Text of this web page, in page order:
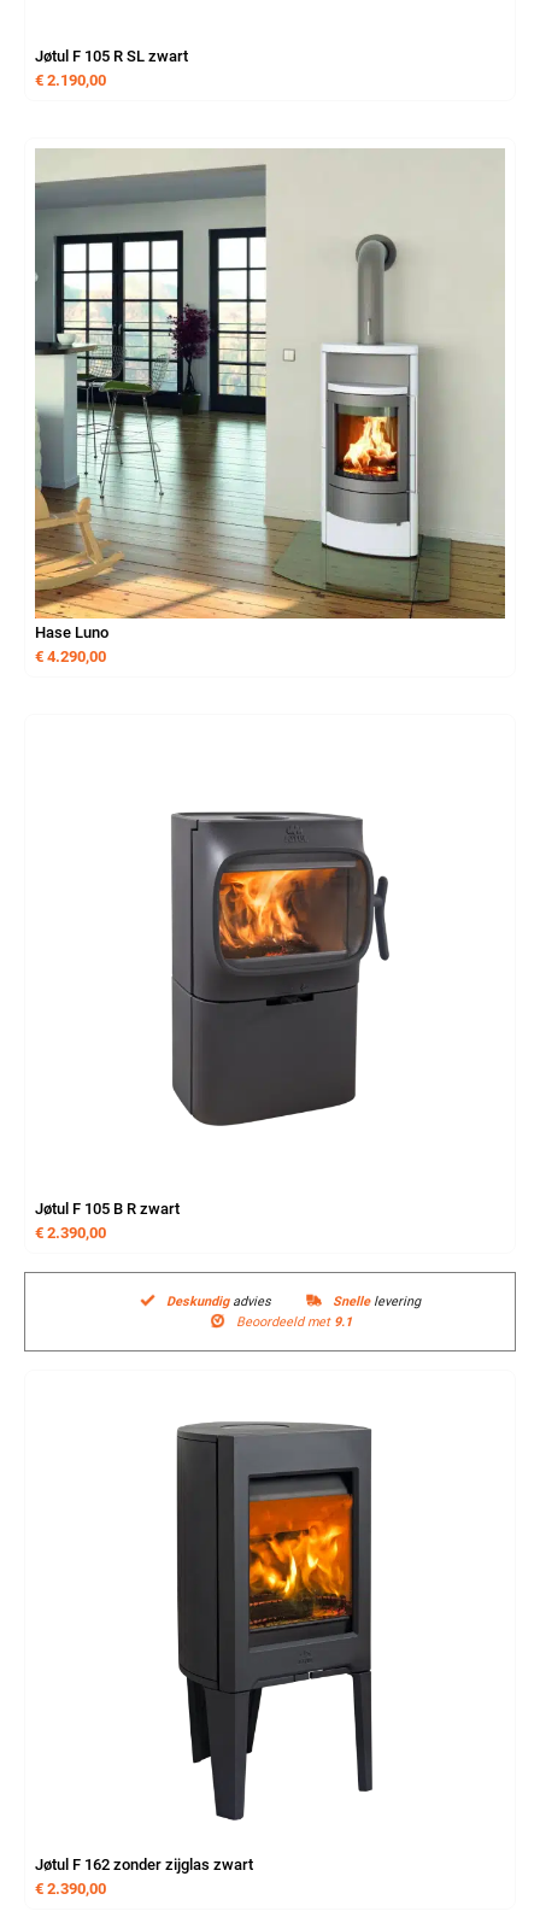
Jøtul F 105 R SL zwart
€ 2.190,00
Hase Luno
€ 4.290,00
Jøtul F 105 B R zwart
€ 2.390,00
Deskundigadvies Snellelevering
Beoordeeld met 9.1
Jøtul F 162 zonder zijglas zwart
€ 2.390,00